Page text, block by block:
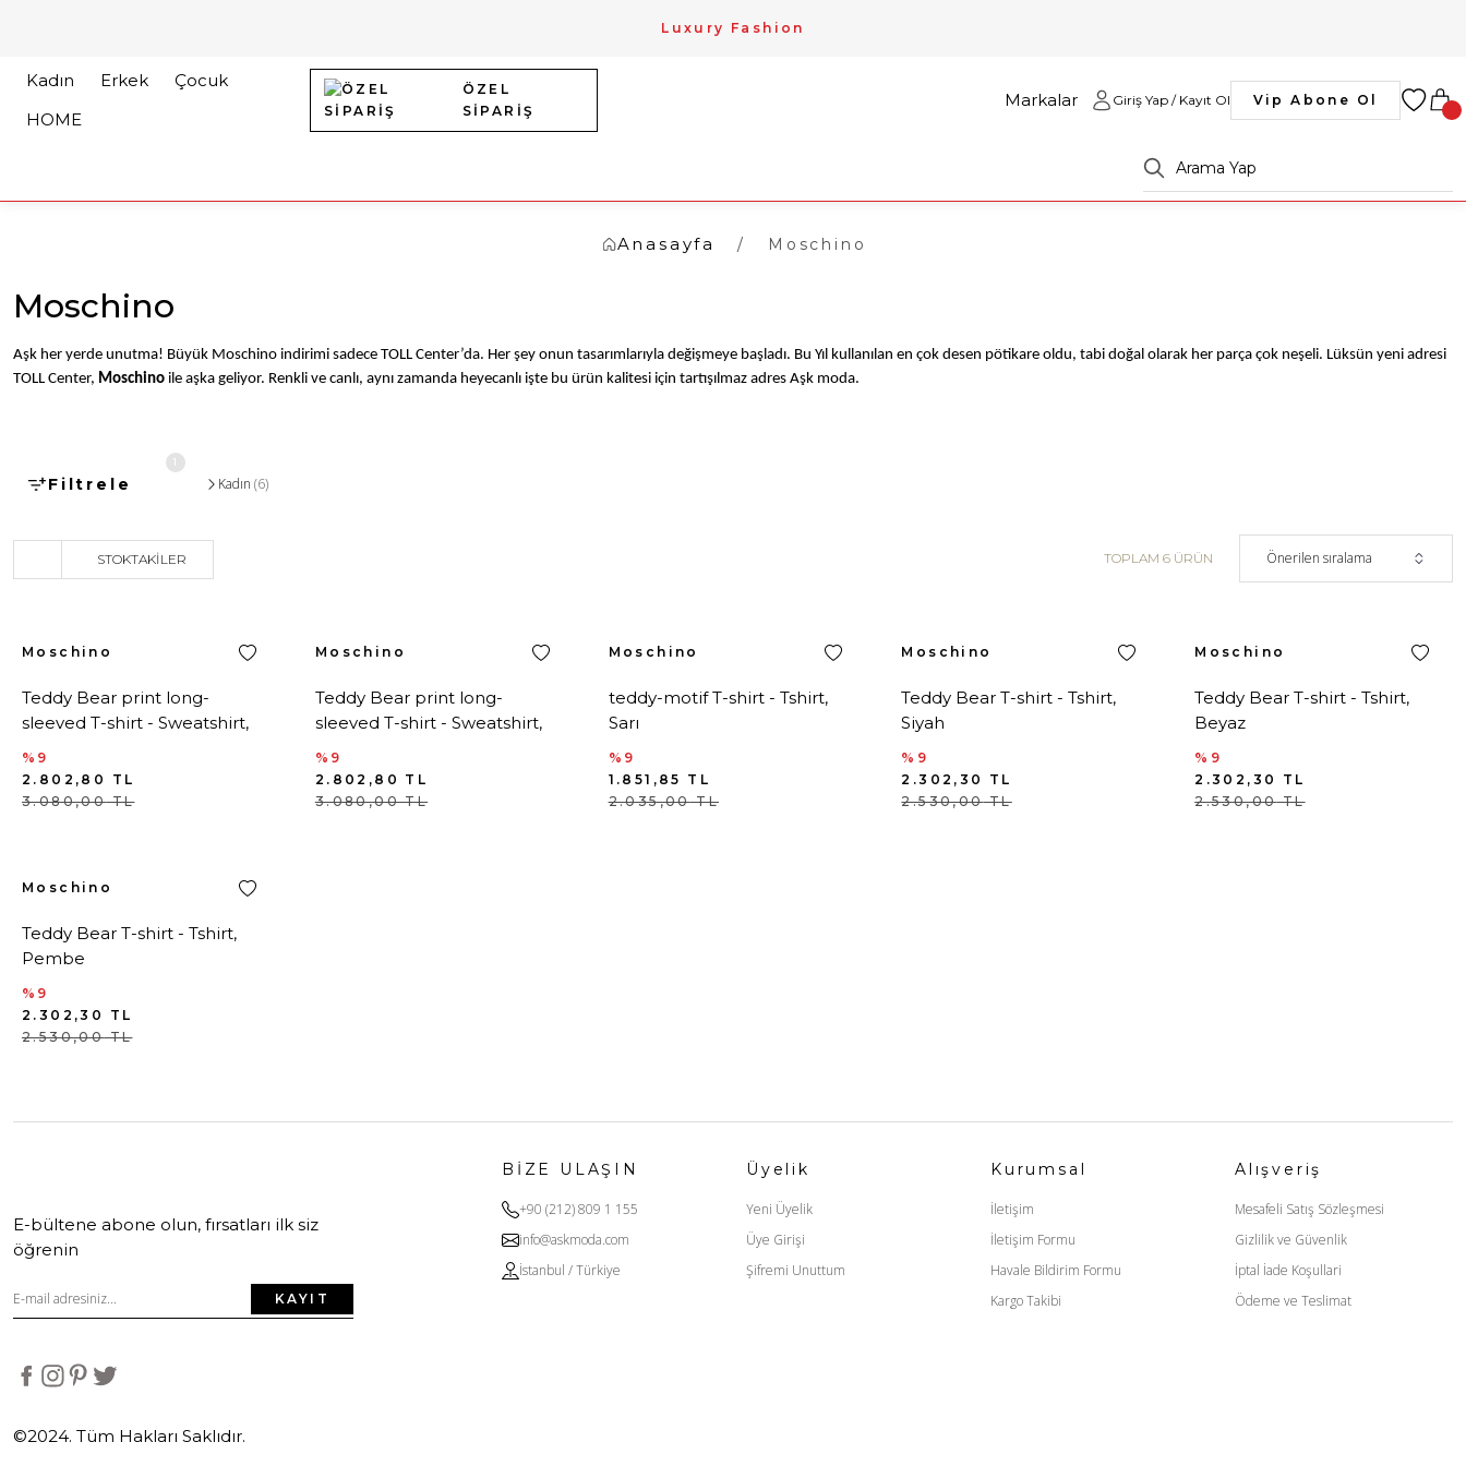
Luxury Fashion
Kadın Erkek
Çocuk
HOME
ÖZEL
SİPARİŞ
Markalar Giriş Yap / Kayıt Ol Vip Abone Ol
Anasayfa Moschino
Moschino
Aşk her yerde unutma! Büyük Moschino indirimi sadece TOLL Center’da. Her şey onun tasarımlarıyla değişmeye başladı. Bu Yıl kullanılan en çok desen pötikare oldu, tabi doğal olarak her parça çok neşeli. Lüksün yeni adresi
TOLL Center, Moschino ile aşka geliyor. Renkli ve canlı, aynı zamanda heyecanlı işte bu ürün kalitesi için tartışılmaz adres Aşk moda.
Filtrele
1
Kadın (6)
STOKTAKILER TOPLAM 6 ÜRÜN
Moschino
Teddy Bear print long-
sleeved T-shirt - Sweatshirt,
Beyaz
%9
2.802,80
TL
3.080,00TL
Moschino
Teddy Bear print long-
sleeved T-shirt - Sweatshirt,
Siyah
%9
2.802,80 TL
3.080,00TL
Moschino
teddy-motif T-shirt - Tshirt,
Sarı
%9
1.851,85 TL
2.035,00TL
Moschino
Teddy Bear T-shirt - Tshirt,
Siyah
%9
2.302,30
TL
2.530,00TL
Moschino
Teddy Bear T-shirt - Tshirt,
Beyaz
%9
2.302,30
TL
2.530,00TL
Moschino
Teddy Bear T-shirt - Tshirt,
Pembe
%9
2.302,30
TL
2.530,00TL
E-bültene abone olun, fırsatları ilk siz
öğrenin
KAYIT
BİZE ULAŞIN
+90 (212) 809 1 155
info@askmoda.com
İstanbul / Türkiye
Üyelik
Yeni Üyelik
Üye Girişi
Şifremi Unuttum
Kurumsal
İletişim
İletişim Formu
Havale Bildirim Formu
Kargo Takibi
Alışveriş
Mesafeli Satış Sözleşmesi
Gizlilik ve Güvenlik
İptal İade Koşullari
Ödeme ve Teslimat
©2024. Tüm Hakları Saklıdır.